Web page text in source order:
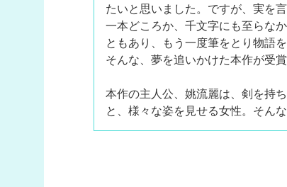
たいと思いました。ですが、実を
一本どころか、千文字にも至らな
ともあり、もう一度筆をとり物語
そんな、夢を追いかけた本作が受
本作の主人公、姚流麗は、剣を持
と、様々な姿を見せる女性。そん